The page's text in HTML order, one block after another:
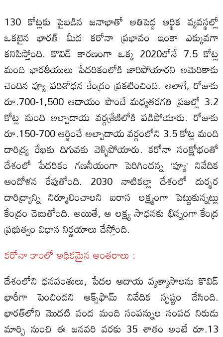
130 కోట్లకు పైబడిన జనాభాతో అతిపెద్ద ఆర్థిక వ్యవస్థల్లో
ఒకటైన భారత్‌ మీద కరోనా ప్రభావం ఇంకా ఎక్కువగా
కనిపిస్తోంది. కొవిడ్‌ కారణంగా ఒక్క 2020లోనే 7.5 కోట్ల
మంది భారతీయులు పేదరికంలోకి జారిపోయారని అమెరికాకు
చెందిన ప్యూ పరిశోధన కేంద్రం ప్రకటించింది. అలాగే, రోజుకు
రూ.700-1,500 ఆదాయం పొందే మధ్యతరగతి ప్రజల్లో 3.2
కోట్ల మంది అల్పాదాయ వర్గశ్రేణిలోకి పడిపోయారు. రోజుకు
రూ.150-700 ఆర్జించే అల్పాదాయ వర్గంలోని 3.5 కోట్ల మంది
దారిద్య్ర రేఖకు దిగువకు వెళ్ళిపోయారు. కరోనా సంక్షోభంతో
దేశంలో పేదరికం గణనీయంగా పెరిగిందన్న ‘ప్యూ’ నివేదిక
ఆందోళన రేపుతోంది. 2030 నాటికల్లా దేశంలో దుర్భర
దారిద్య్రాన్ని నిర్మూలించాల‌ని ఐరాస ల‌క్ష్యంగా పెట్టుకున్నట్లు
కేంద్రం చెబుతోంది. అయితే, ఆ ల‌క్ష్య సాధనకు భిన్నంగా కేంద్ర
ప్రభుత్వం విధాన నిర్ణయాలు చేస్తోంది.
కరోనా కాంలో అధికమైన అంతరాలు :
దేశంలోని ధనవంతులు, పేదల‌ ఆదాయ వ్యత్యాసాల‌ను కొవిడ్‌
భారీగా పెంచిందని ఆక్స్‌ఫామ్‌ నివేదిక స్పష్టం చేసింది.
భారత్‌లోని మొదటి వంద మంది సంపన్నుల‌ సంపద నిరుడు
మార్చి నుంచి ఈ జనవరి వరకు 35 శాతం అంటే రూ.13